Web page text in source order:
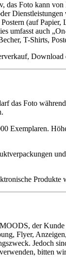
Foto kann
(auf
umfasst auch
T-Shirts,
das Foto
Exemplaren.
der Kunde
Flyer,
Jedoch
bitten